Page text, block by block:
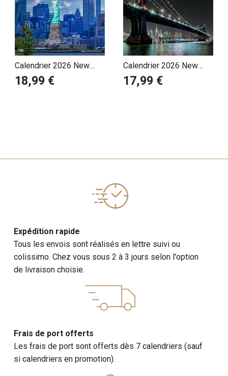
Calendrier 2026 New
York Etats-Unis
18,99 €
Calendrier 2026 New
York By Night Illuminé
17,99 €
Expédition rapide
Tous les envois sont réalisés en lettre suivi ou
colissimo. Chez vous sous 2 à 3 jours selon l'option
de livraison choisie.
Frais de port offerts
Les frais de port sont offerts dès 7 calendriers (sauf
si calendriers en promotion).